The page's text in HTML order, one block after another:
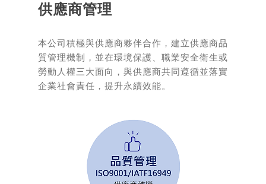
供應商管理
本公司積極與供應商夥伴合作，建立供應商品
質管理機制，並在環境保護、職業安全衛生或
勞動人權三大面向，與供應商共同遵循並落實
企業社會責任，提升永續效能。